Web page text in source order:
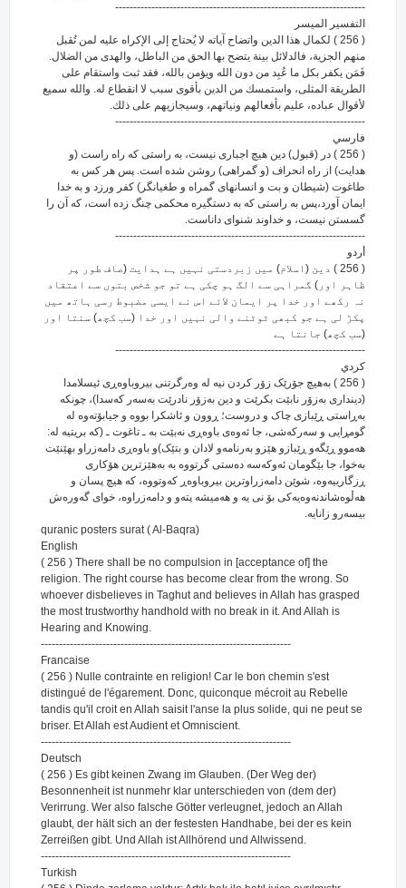
---------------------------------------------------------------------
التفسير الميسر
( 256 ) لكمال هذا الدين واتضاح آياته لا يُحتاج إلى الإكراه عليه لمن تُقبل
منهم الجزية، فالدلائل بينة يتضح بها الحق من الباطل، والهدى من الضلال.
فَمَن يكفر بكل ما عُبِد من دون الله ويؤمن بالله، فقد ثبت واستقام على
الطريقة المثلى، واستمسك من الدين بأقوى سبب لا انقطاع له. والله سميع
لأقوال عباده، عليم بأفعالهم ونياتهم، وسيجازيهم على ذلك.
---------------------------------------------------------------------
فارسي
( 256 ) در (قبول) دین هیچ اجباری نیست، به راستی که راه راست (و
هدایت) از راه انحراف (و گمراهی) روشن شده است. پس هر کس به
طاغوت (شیطان و بت و انسانهای گمراه و طغیانگر) کفر ورزد و به خدا
ایمان آورد،پس به راستی که به دستگیره محکمی چنگ زده است، که آن را
گسستن نیست، و خداوند شنوای داناست.
---------------------------------------------------------------------
أردو
( 256 ) دین (اسلام) میں زبردستی نہیں ہے ہدایت (صاف طور پر
ظاہر اور) گمراہی سے الگ ہو چکی ہے تو جو شخص بتوں سے اعتقاد
نہ رکھے اور خدا پر ایمان لائے اس نے ایسی مضبوط رسی ہاتھ میں
پکڑ لی ہے جو کبھی ٹوٹنے والی نہیں اور خدا (سب کچھ) سنتا اور
(سب کچھ) جانتا ہے
---------------------------------------------------------------------
كردي
( 256 ) به‌هیچ جۆرێک زۆر کردن نیه له وه‌رگرتنی بیروباوه‌ڕی ئیسلامدا
(دینداری به‌زۆر نابێت بکرێت و دین به‌زۆر نادرێت به‌سه‌ر که‌سدا)، چونکه
به‌ڕاستی ڕێبازی چاک و دروست؛ ڕوون و ئاشکرا بووه و جیابۆته‌وه له
گومڕایی و سه‌رکه‌شی، جا ئه‌وه‌ی باوه‌ڕی نه‌بێت به ـ تاغوت ـ (که بریتیه له‌:
هه‌موو ڕێگه‌و ڕێبازو هێزو به‌رنامه‌و لادان و بتێک)و باوه‌ڕی دامه‌زراو بهێنێت
به‌خوا، جا بێگومان ئه‌وکه‌سه ده‌ستی گرتووه به به‌هێزترین هۆکاری
ڕزگارییه‌وه‌، شوێن دامه‌زراوترین بیروباوه‌ڕ که‌وتووه‌، که هیچ پسان و
هه‌ڵوه‌شاندنه‌وه‌یه‌کی بۆ نی یه و هه‌میشه پته‌و و دامه‌زراوه‌، خوای گه‌وره‌ش
بیسه‌رو زانایه‌.
quranic posters surat ( Al-Baqra)
English
( 256 ) There shall be no compulsion in [acceptance of] the
religion. The right course has become clear from the wrong. So
whoever disbelieves in Taghut and believes in Allah has grasped
the most trustworthy handhold with no break in it. And Allah is
Hearing and Knowing.
---------------------------------------------------------------------
Francaise
( 256 ) Nulle contrainte en religion! Car le bon chemin s'est
distingué de l'égarement. Donc, quiconque mécroit au Rebelle
tandis qu'il croit en Allah saisit l'anse la plus solide, qui ne peut se
briser. Et Allah est Audient et Omniscient.
---------------------------------------------------------------------
Deutsch
( 256 ) Es gibt keinen Zwang im Glauben. (Der Weg der)
Besonnenheit ist nunmehr klar unterschieden von (dem der)
Verirrung. Wer also falsche Götter verleugnet, jedoch an Allah
glaubt, der hält sich an der festesten Handhabe, bei der es kein
Zerreißen gibt. Und Allah ist Allhörend und Allwissend.
---------------------------------------------------------------------
Turkish